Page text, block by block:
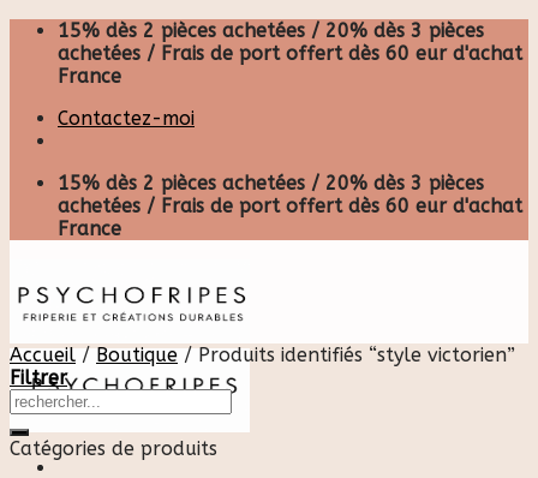
Skip
content
15% dès 2 pièces achetées / 20% dès 3 pièces
achetées / Frais de port offert dès 60 eur d'achat
France
Contactez-moi
15% dès 2 pièces achetées / 20% dès 3 pièces
achetées / Frais de port offert dès 60 eur d'achat
France
Accueil / Boutique /Produits identifiés “style victorien”
Filtrer
Catégories de produits